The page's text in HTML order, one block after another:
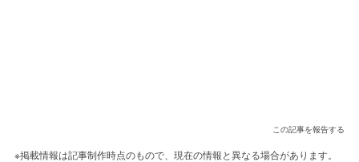
この記事を報告する
※掲載情報は記事制作時点のもので、現在の情報と異なる場合があります。